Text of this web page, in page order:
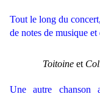
Tout le long du
de notes de musique
Toitoine et
Une autre chanson